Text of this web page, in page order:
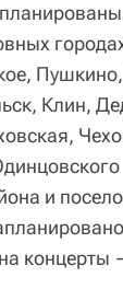
Пушкино,
Клин,
и
концерты